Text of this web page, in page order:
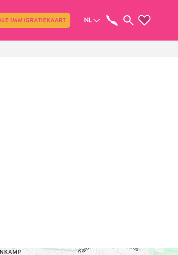
IMMIGRATIEKAART NL Delen